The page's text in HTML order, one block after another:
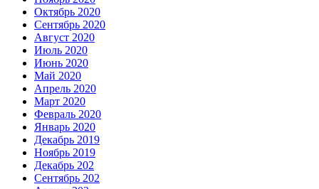
Октябрь 2020
Сентябрь 2020
Август 2020
Июль 2020
Июнь 2020
Май 2020
Апрель 2020
Март 2020
Февраль 2020
Январь 2020
Декабрь 2019
Ноябрь 2019
Декабрь 202
Сентябрь 202